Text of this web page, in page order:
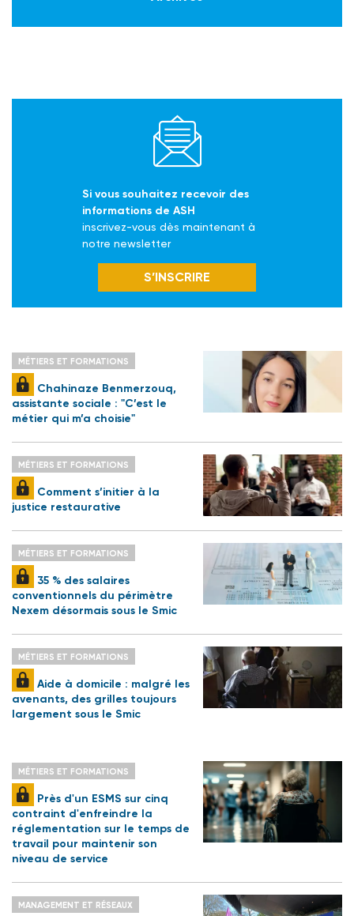
Si vous souhaitez recevoir des
informations de ASH
inscrivez-vous dès maintenant à
notre newsletter
S’INSCRIRE
MÉTIERS ET FORMATIONS
Chahinaze Benmerzouq,
assistante sociale : "C’est le
métier qui m’a choisie"
MÉTIERS ET FORMATIONS
Comment s’initier à la
justice restaurative
MÉTIERS ET FORMATIONS
35 % des salaires
conventionnels du périmètre
Nexem désormais sous le Smic
MÉTIERS ET FORMATIONS
Aide à domicile : malgré les
avenants, des grilles toujours
largement sous le Smic
MÉTIERS ET FORMATIONS
Près d'un ESMS sur cinq
contraint d'enfreindre la
réglementation sur le temps de
travail pour maintenir son
niveau de service
MANAGEMENT ET RÉSEAUX